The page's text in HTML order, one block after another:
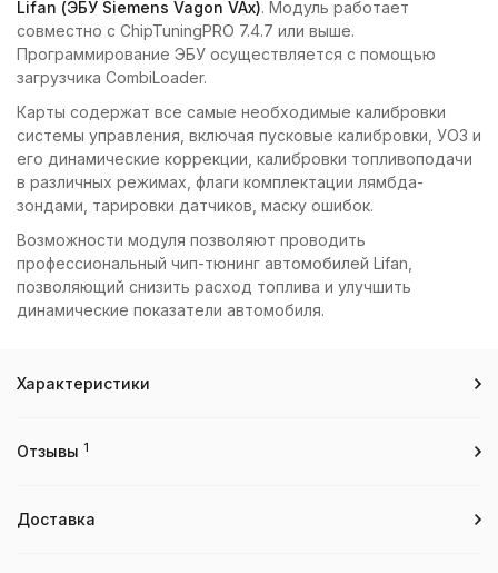
Lifan (ЭБУ Siemens Vagon VAx). Модуль работает
совместно с ChipTuningPRO 7.4.7 или выше.
Программирование ЭБУ осуществляется с помощью
загрузчика CombiLoader.
Карты содержат все самые необходимые калибровки
системы управления, включая пусковые калибровки, УОЗ и
его динамические коррекции, калибровки топливоподачи
в различных режимах, флаги комплектации лямбда-
зондами, тарировки датчиков, маску ошибок.
Возможности модуля позволяют проводить
профессиональный чип-тюнинг автомобилей Lifan,
позволяющий снизить расход топлива и улучшить
динамические показатели автомобиля.
Характеристики
Отзывы 1
Доставка